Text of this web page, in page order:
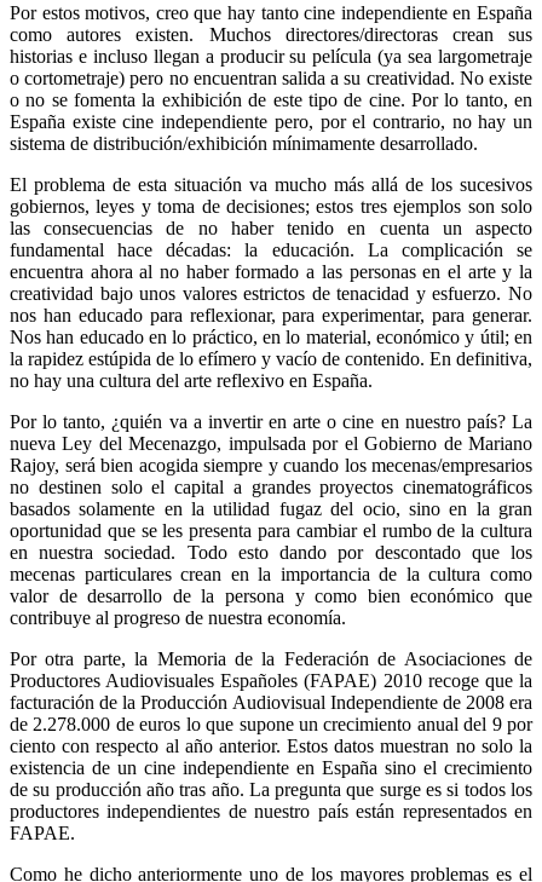
Por estos motivos, creo que hay tanto cine independiente en España
como autores existen. Muchos directores/directoras crean sus
historias e incluso llegan a producir su película (ya sea largometraje
o cortometraje) pero no encuentran salida a su creatividad. No existe
o no se fomenta la exhibición de este tipo de cine. Por lo tanto, en
España existe cine independiente pero, por el contrario, no hay un
sistema de distribución/exhibición mínimamente desarrollado.
El problema de esta situación va mucho más allá de los sucesivos
gobiernos, leyes y toma de decisiones; estos tres ejemplos son solo
las consecuencias de no haber tenido en cuenta un aspecto
fundamental hace décadas: la educación. La complicación se
encuentra ahora al no haber formado a las personas en el arte y la
creatividad bajo unos valores estrictos de tenacidad y esfuerzo. No
nos han educado para reflexionar, para experimentar, para generar.
Nos han educado en lo práctico, en lo material, económico y útil; en
la rapidez estúpida de lo efímero y vacío de contenido. En definitiva,
no hay una cultura del arte reflexivo en España.
Por lo tanto, ¿quién va a invertir en arte o cine en nuestro país? La
nueva Ley del Mecenazgo, impulsada por el Gobierno de Mariano
Rajoy, será bien acogida siempre y cuando los mecenas/empresarios
no destinen solo el capital a grandes proyectos cinematográficos
basados solamente en la utilidad fugaz del ocio, sino en la gran
oportunidad que se les presenta para cambiar el rumbo de la cultura
en nuestra sociedad. Todo esto dando por descontado que los
mecenas particulares crean en la importancia de la cultura como
valor de desarrollo de la persona y como bien económico que
contribuye al progreso de nuestra economía.
Por otra parte, la Memoria de la Federación de Asociaciones de
Productores Audiovisuales Españoles (FAPAE) 2010 recoge que la
facturación de la Producción Audiovisual Independiente de 2008 era
de 2.278.000 de euros lo que supone un crecimiento anual del 9 por
ciento con respecto al año anterior. Estos datos muestran no solo la
existencia de un cine independiente en España sino el crecimiento
de su producción año tras año. La pregunta que surge es si todos los
productores independientes de nuestro país están representados en
FAPAE.
Como he dicho anteriormente uno de los mayores problemas es el